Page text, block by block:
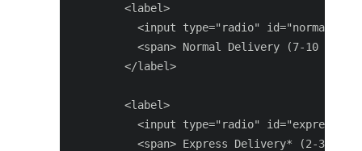
        <label>
<input type="radio" id="normal"
<span> Normal Delivery (7-10
        </label>
        <label>
<input type="radio" id="express"
<span> Express Delivery* (2-3